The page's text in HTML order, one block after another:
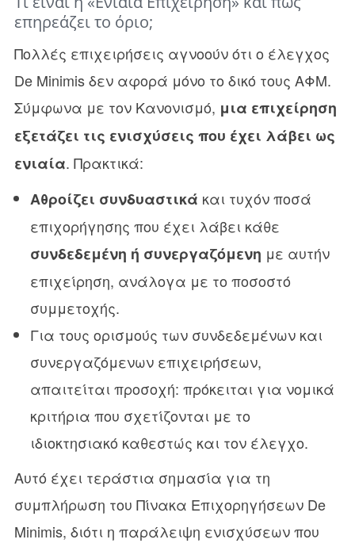
επηρεάζει το όριο;
Πολλές επιχειρήσεις αγνοούν ότι ο έλεγχος
De Minimis δεν αφορά μόνο το δικό τους ΑΦΜ.
Σύμφωνα με τον Κανονισμό, μια επιχείρηση
εξετάζει τις ενισχύσεις που έχει λάβει ως
ενιαία. Πρακτικά:
Αθροίζει συνδυαστικά και τυχόν ποσά
επιχορήγησης που έχει λάβει κάθε
συνδεδεμένη ή συνεργαζόμενη με αυτήν
επιχείρηση, ανάλογα με το ποσοστό
συμμετοχής.
Για τους ορισμούς των συνδεδεμένων και
συνεργαζόμενων επιχειρήσεων,
απαιτείται προσοχή: πρόκειται για νομικά
κριτήρια που σχετίζονται με το
ιδιοκτησιακό καθεστώς και τον έλεγχο.
Αυτό έχει τεράστια σημασία για τη
συμπλήρωση του Πίνακα Επιχορηγήσεων De
Minimis, διότι η παράλειψη ενισχύσεων που